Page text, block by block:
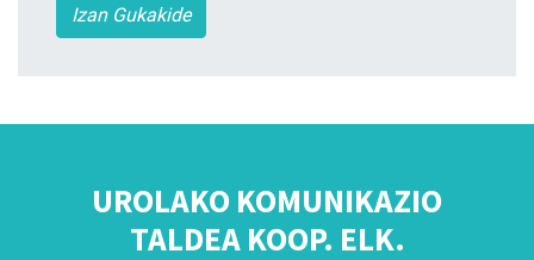
Izan Gukakide
UROLAKO KOMUNIKAZIO
TALDEA KOOP. ELK.